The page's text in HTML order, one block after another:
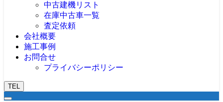
中古建機リスト
在庫中古車一覧
査定依頼
会社概要
施工事例
お問合せ
プライバシーポリシー
TEL